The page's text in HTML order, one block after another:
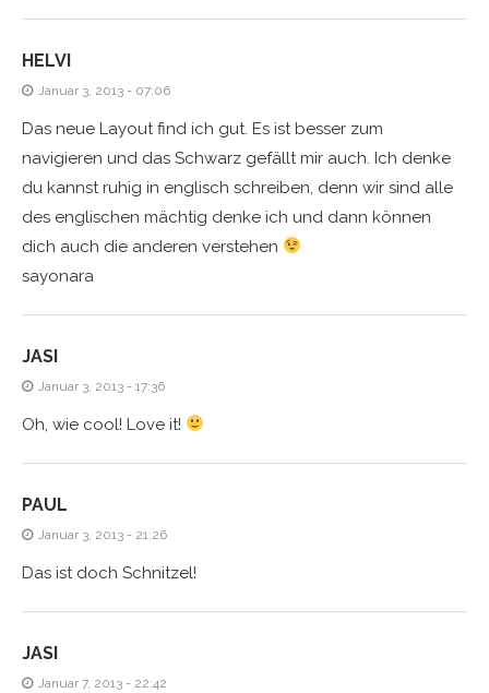
HELVI
Januar 3, 2013 - 07:06
Das neue Layout find ich gut. Es ist besser zum
navigieren und das Schwarz gefällt mir auch. Ich denke
du kannst ruhig in englisch schreiben, denn wir sind alle
des englischen mächtig denke ich und dann können
dich auch die anderen verstehen
sayonara
JASI
Januar 3, 2013 - 17:36
Oh, wie cool! Love it!
PAUL
Januar 3, 2013 - 21:26
Das ist doch Schnitzel!
JASI
Januar 7, 2013 - 22:42